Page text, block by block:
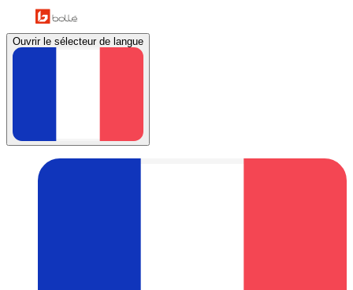
Ouvrir le sélecteur de langue